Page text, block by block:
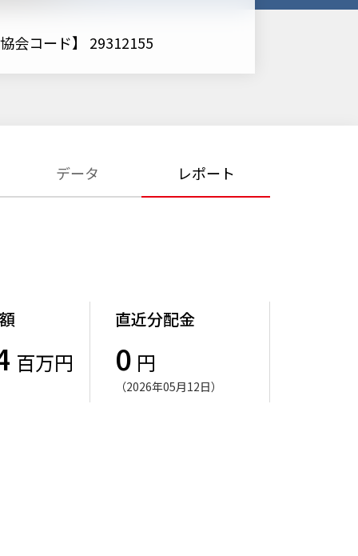
協会コード】 29312155
データ レポート
百万円
直近分配金
0 円
（2026年05月12日）